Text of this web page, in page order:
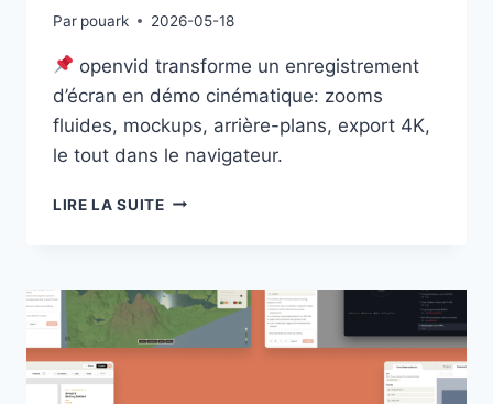
Par pouark 2026-05-18
openvid transforme un enregistrement
d’écran en démo cinématique: zooms
fluides, mockups, arrière-plans, export 4K,
le tout dans le navigateur.
LIRE LA SUITEOPENVID
CAPTURE
D’ÉCRAN
EN